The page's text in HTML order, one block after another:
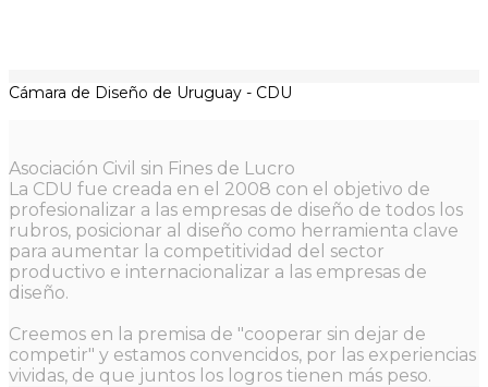
Cámara de Diseño de Uruguay - CDU
Asociación Civil sin Fines de Lucro
La CDU fue creada en el 2008 con el objetivo de
profesionalizar a las empresas de diseño de todos los
rubros, posicionar al diseño como herramienta clave
para aumentar la competitividad del sector
productivo e internacionalizar a las empresas de
diseño.
Creemos en la premisa de "cooperar sin dejar de
competir" y estamos convencidos, por las experiencias
vividas, de que juntos los logros tienen más peso.